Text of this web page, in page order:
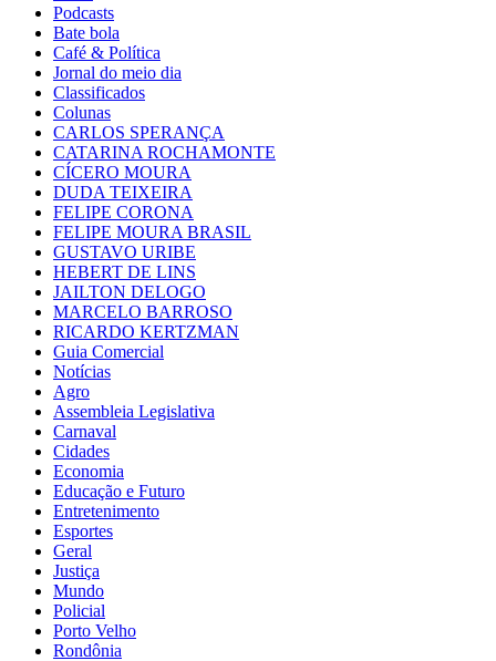
Podcasts
Bate bola
Café & Política
Jornal do meio dia
Classificados
Colunas
CARLOS SPERANÇA
CATARINA ROCHAMONTE
CÍCERO MOURA
DUDA TEIXEIRA
FELIPE CORONA
FELIPE MOURA BRASIL
GUSTAVO URIBE
HEBERT DE LINS
JAILTON DELOGO
MARCELO BARROSO
RICARDO KERTZMAN
Guia Comercial
Notícias
Agro
Assembleia Legislativa
Carnaval
Cidades
Economia
Educação e Futuro
Entretenimento
Esportes
Geral
Justiça
Mundo
Policial
Porto Velho
Rondônia